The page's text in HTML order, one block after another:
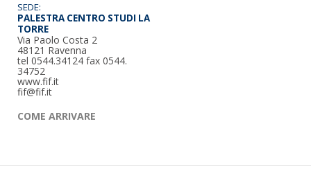
SEDE:
PALESTRA CENTRO STUDI LA
TORRE
Via Paolo Costa 2
48121 Ravenna
tel 0544.34124 fax 0544.
34752
www.fif.it
fif@fif.it
COME ARRIVARE